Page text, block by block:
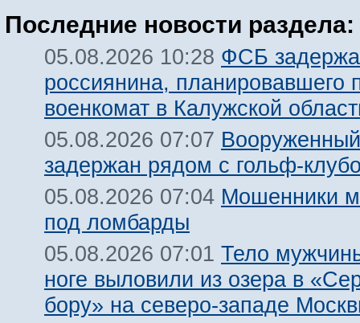
Последние новости раздела:
05.08.2026 10:28 ФСБ
россиянина, планировавшего
военкомат в Калужской
05.08.2026 07:07
задержан рядом с гольф-
05.08.2026 07:04 Мошенники
под ломбарды
05.08.2026 07:01 Тело
ноге выловили из озера в
бору» на северо-западе